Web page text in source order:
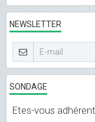
NEWSLETTER
SONDAGE
Etes-vous adhérent